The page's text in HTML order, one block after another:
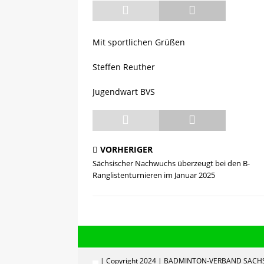
[ 13.05.2025 ]
Mit sportlichen Grüßen
Steffen Reuther
Jugendwart BVS
VORHERIGER
Sächsischer Nachwuchs überzeugt bei den B-
Ranglistenturnieren im Januar 2025
| Copyright 2024 | BADMINTON-VERBAND